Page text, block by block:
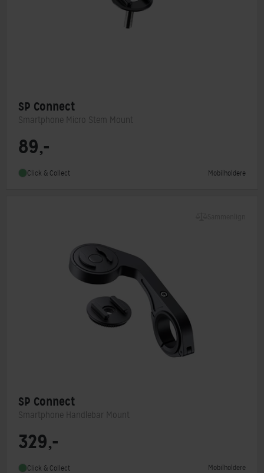
SP Connect
Smartphone Micro Stem Mount
Monteringstype
89,-
Click & Collect Mobilholdere
SP Connect
Smartphone Handlebar Mount
Monteringstype
329,-
Click & Collect Mobilholdere